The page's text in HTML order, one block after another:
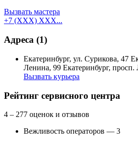
Вызвать мастера
+7 (XXX) XXX...
Адреса (1)
Екатеринбург, ул. Сурикова, 47
Ленина, 99 Екатеринбург, просп.
Вызвать курьера
Рейтинг сервисного центра
4 – 277 оценок и отзывов
Вежливость операторов — 3